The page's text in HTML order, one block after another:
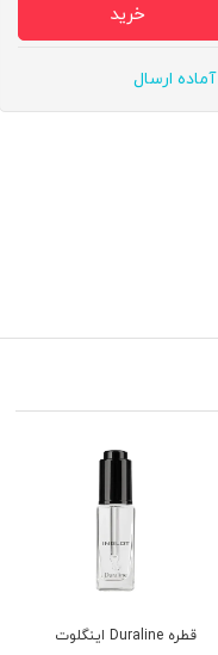
خرید
آماده ارسال
قطره Duraline اینگلوت